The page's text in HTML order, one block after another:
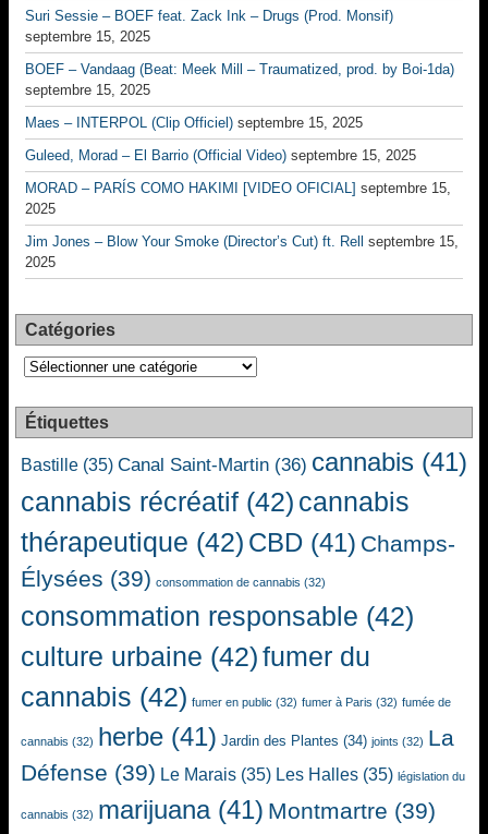
Suri Sessie – BOEF feat. Zack Ink – Drugs (Prod. Monsif)
septembre 15, 2025
BOEF – Vandaag (Beat: Meek Mill – Traumatized, prod. by Boi-1da)
septembre 15, 2025
Maes – INTERPOL (Clip Officiel) septembre 15, 2025
Guleed, Morad – El Barrio (Official Video) septembre 15, 2025
MORAD – PARÍS COMO HAKIMI [VIDEO OFICIAL] septembre 15,
2025
Jim Jones – Blow Your Smoke (Director’s Cut) ft. Rell
septembre 15,
2025
Catégories
Catégories
Étiquettes
Bastille (35) Canal Saint-Martin (36) cannabis (41)
cannabis récréatif (42) cannabis
thérapeutique (42) CBD (41) Champs-
Élysées (39) consommation de cannabis (32)
consommation responsable (42)
culture urbaine (42)fumer du
cannabis (42) fumer en public (32) fumer à Paris (32) fumée de
cannabis (32) herbe (41) Jardin des Plantes (34) joints (32) La
Défense (39) Le Marais (35) Les Halles (35) législation du
cannabis (32) marijuana(41) Montmartre (39)